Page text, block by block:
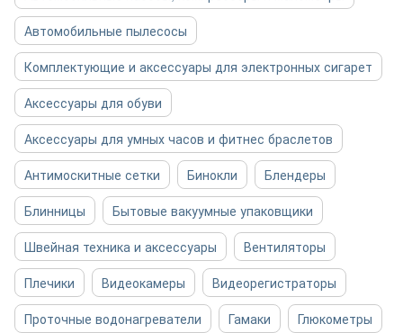
Автомобильные пылесосы
Комплектующие и аксессуары для электронных сигарет
Аксессуары для обуви
Аксессуары для умных часов и фитнес браслетов
Антимоскитные сетки
Бинокли
Блендеры
Блинницы
Бытовые вакуумные упаковщики
Швейная техника и аксессуары
Вентиляторы
Плечики
Видеокамеры
Видеорегистраторы
Проточные водонагреватели
Гамаки
Глюкометры